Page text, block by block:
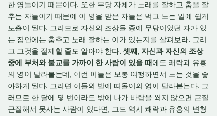
한 영들이기 때문이다. 또한 무당 자체가 노래를 잘하고 춤을 잘
추는 자들이기 때문에 이 영을 받은 자들은 먹고 노는 일에 쉽게
노출이 된다. 그러므로 자신의 조상들 중에 무당이었던 자가 있
는 집안에는 춤추고 노래 잘하는 이가 있는지를 살펴보라. 그리
고 그것을 절제할 줄도 알아야 한다. 셋째, 자신과 자신의 조상
중에 부처와 불교를 가까이 한 사람이 있을 때에도 쾌락과 유흥
의 영이 달라붙는데, 이런 이들은 보통 여행하면서 노는 것을 좋
아하게 된다. 그러면 이들의 발에 떠돌이의 영이 달라붙는다. 그
러므로 한 달에 몇 번이라도 밖에 나가 바람을 쐬지 않으면 근질
근질해서 못사는 사람이 있다면, 그도 역시 쾌락과 유흥의 변형